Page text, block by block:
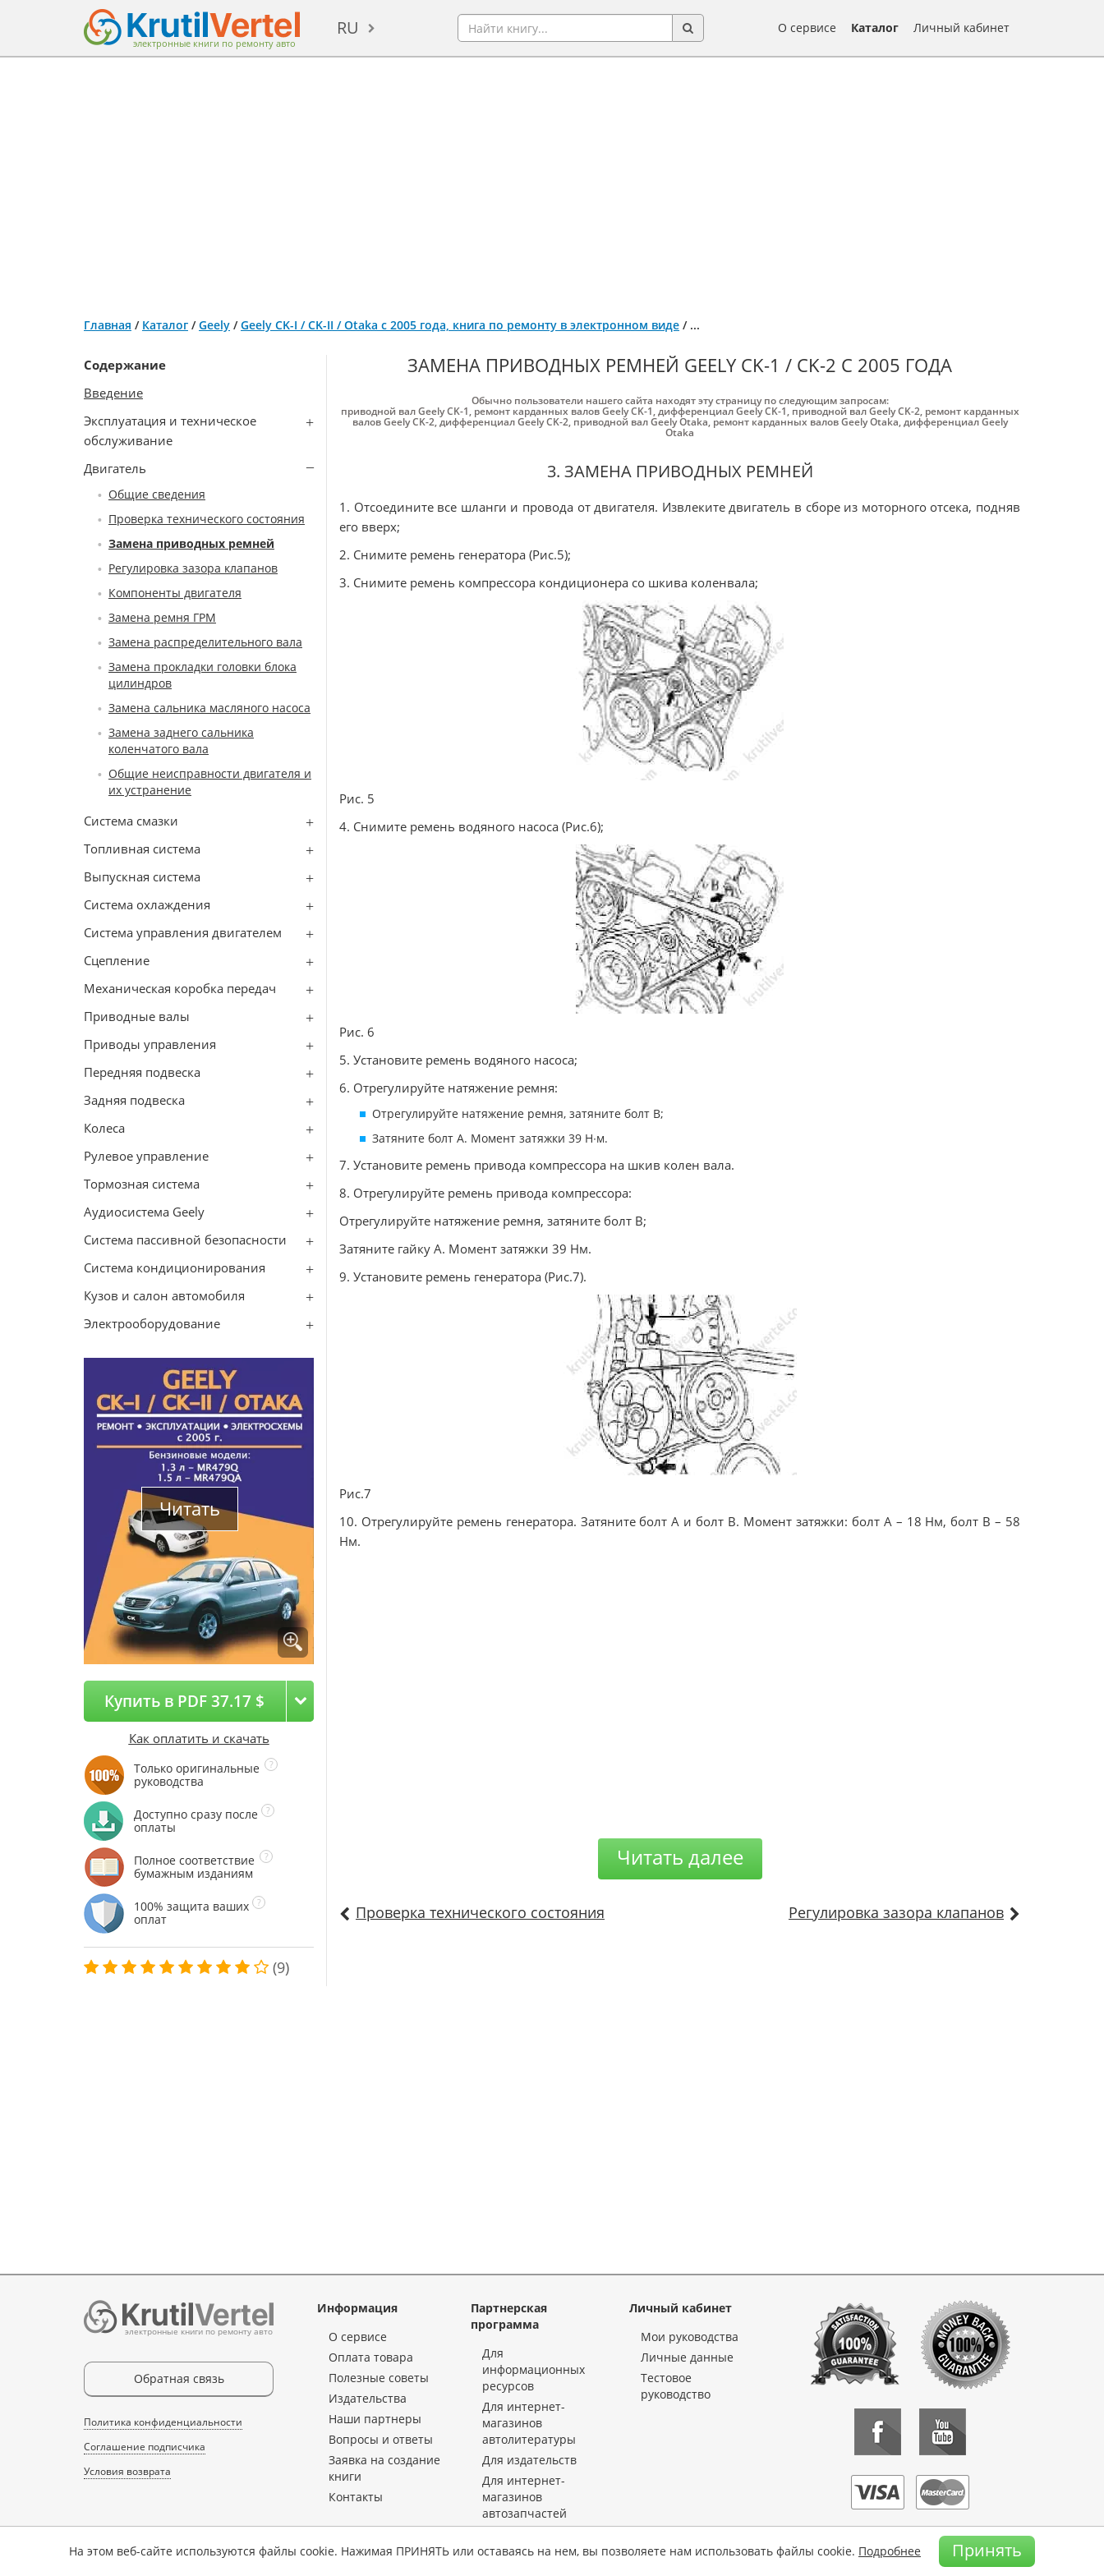
электронные книги по ремонту авто
RU О сервисе Каталог Личный кабинет
Главная / Каталог /Geely /Geely CK-I / CK-II / Otaka с 2005 года, книга по ремонту в электронном виде / ...
Содержание
Введение
Эксплуатация и техническое
обслуживание
Двигатель
Общие сведения
Проверка технического состояния
Замена приводных ремней
Регулировка зазора клапанов
Компоненты двигателя
Замена ремня ГРМ
Замена распределительного вала
Замена прокладки головки блока
цилиндров
Замена сальника масляного насоса
Замена заднего сальника
коленчатого вала
Общие неисправности двигателя и
их устранение
Система смазки
Топливная система
Выпускная система
Система охлаждения
Система управления двигателем
Сцепление
Механическая коробка передач
Приводные валы
Приводы управления
Передняя подвеска
Задняя подвеска
Колеса
Рулевое управление
Тормозная система
Аудиосистема Geely
Система пассивной безопасности
Система кондиционирования
Кузов и салон автомобиля
Электрооборудование
Читать
Купить в PDF 37.17 $
Как оплатить и скачать
Только оригинальные
руководства
Доступно сразу после
оплаты
Полное соответствие
бумажным изданиям
100% защита ваших
оплат
(9)
ЗАМЕНА ПРИВОДНЫХ РЕМНЕЙ GEELY CK-1 / CK-2 С 2005 ГОДА
Обычно пользователи нашего сайта находят эту страницу по следующим запросам:
приводной вал Geely CK-1, ремонт карданных валов Geely CK-1,дифференциал Geely CK-1, приводной вал Geely CK-2, ремонт карданных
валов Geely CK-2,дифференциал Geely CK-2, приводной вал Geely Otaka, ремонт карданных валов Geely Otaka,дифференциал Geely
Otaka
3. ЗАМЕНА ПРИВОДНЫХ РЕМНЕЙ
1. Отсоедините все шланги и провода от двигателя. Извлеките двигатель в сборе из моторного отсека, подняв
его вверх;
2. Снимите ремень генератора (Рис.5);
3. Снимите ремень компрессора кондиционера со шкива коленвала;
Рис. 5
4. Снимите ремень водяного насоса (Рис.6);
Рис. 6
5. Установите ремень водяного насоса;
6. Отрегулируйте натяжение ремня:
Отрегулируйте натяжение ремня, затяните болт В;
Затяните болт A. Момент затяжки 39 Н∙м.
7. Установите ремень привода компрессора на шкив колен вала.
8. Отрегулируйте ремень привода компрессора:
Отрегулируйте натяжение ремня, затяните болт B;
Затяните гайку A. Момент затяжки 39 Нм.
9. Установите ремень генератора (Рис.7).
Рис.7
10. Отрегулируйте ремень генератора. Затяните болт A и болт B. Момент затяжки: болт A – 18 Нм, болт B – 58
Нм.
Читать далее
Проверка технического состояния Регулировка зазора клапанов
электронные книги по ремонту авто
Обратная связь
Политика конфиденциальности
Соглашение подписчика
Условия возврата
Информация
О сервисе
Оплата товара
Полезные советы
Издательства
Наши партнеры
Вопросы и ответы
Заявка на создание
книги
Контакты
Партнерская
программа
Для
информационных
ресурсов
Для интернет-
магазинов
автолитературы
Для издательств
Для интернет-
магазинов
автозапчастей
Личный кабинет
Мои руководства
Личные данные
Тестовое
руководство
«KrutilVertel» © 2015-2026 Все права защищены.
Копирование, перепечатка, либо использование материалов данной страницы для воспроизведения, переноса на другие носители информации запрещено.
На этом веб-сайте используются файлы cookie. Нажимая ПРИНЯТЬ или оставаясь на нем, вы позволяете нам использовать файлы cookie. Подробнее Принять